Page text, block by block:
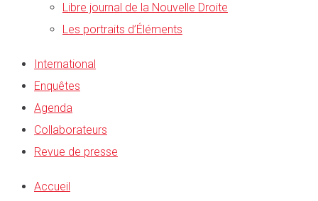
Libre journal de la Nouvelle Droite
Les portraits d’Éléments
International
Enquêtes
Agenda
Collaborateurs
Revue de presse
Accueil